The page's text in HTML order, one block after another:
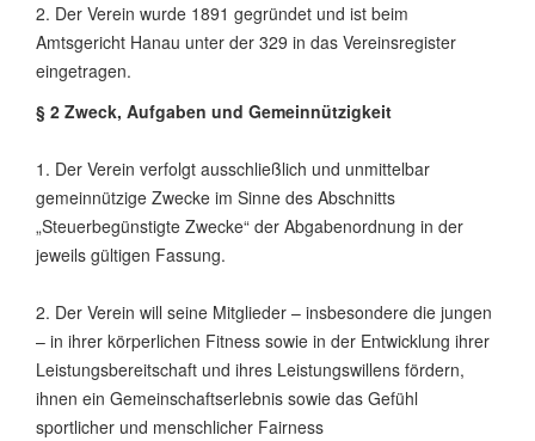
2. Der Verein wurde 1891 gegründet und ist beim
Amtsgericht Hanau unter der 329 in das Vereinsregister
eingetragen.
§ 2 Zweck, Aufgaben und Gemeinnützigkeit
1. Der Verein verfolgt ausschließlich und unmittelbar
gemeinnützige Zwecke im Sinne des Abschnitts
„Steuerbegünstigte Zwecke“ der Abgabenordnung in der
jeweils gültigen Fassung.
2. Der Verein will seine Mitglieder – insbesondere die jungen
– in ihrer körperlichen Fitness sowie in der Entwicklung ihrer
Leistungsbereitschaft und ihres Leistungswillens fördern,
ihnen ein Gemeinschaftserlebnis sowie das Gefühl
sportlicher und menschlicher Fairness